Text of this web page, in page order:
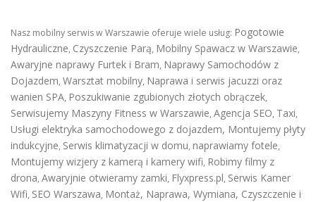
Nasz mobilny serwis w Warszawie oferuje wiele usług: Pogotowie
Hydrauliczne, Czyszczenie Parą, Mobilny Spawacz w Warszawie,
Awaryjne naprawy Furtek i Bram, Naprawy Samochodów z
Dojazdem, Warsztat mobilny, Naprawa i serwis jacuzzi oraz
wanien SPA, Poszukiwanie zgubionych złotych obrączek,
Serwisujemy Maszyny Fitness w Warszawie, Agencja SEO, Taxi,
Usługi elektryka samochodowego z dojazdem, Montujemy płyty
indukcyjne, Serwis klimatyzacji w domu, naprawiamy fotele,
Montujemy wizjery z kamerą i kamery wifi, Robimy filmy z
drona, Awaryjnie otwieramy zamki, Flyxpress.pl, Serwis Kamer
Wifi, SEO Warszawa, Montaż, Naprawa, Wymiana, Czyszczenie i